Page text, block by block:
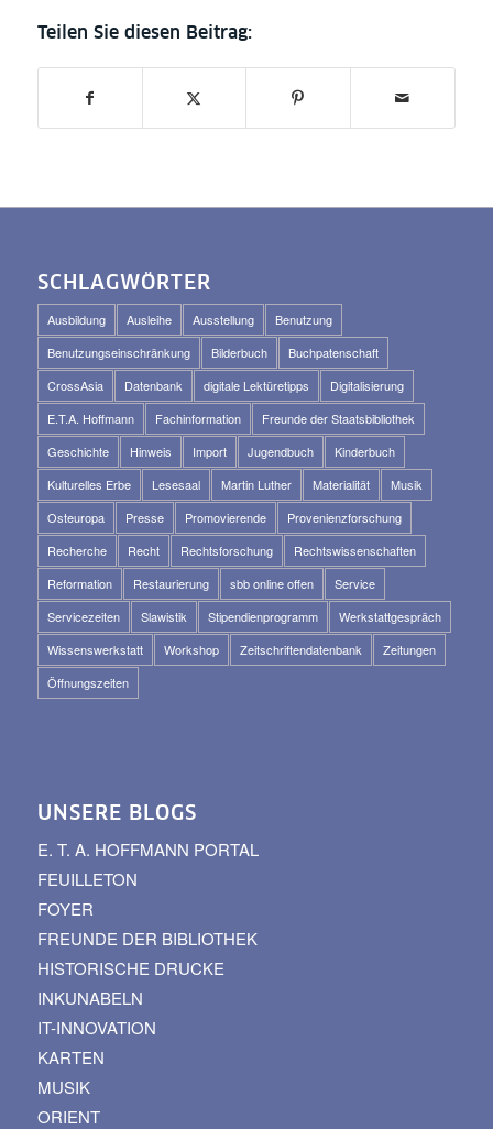
SCHLAGWÖRTER
Ausbildung Ausleihe Ausstellung
Benutzung
Benutzungseinschränkung
Bilderbuch
Buchpatenschaft
CrossAsia
Datenbank digitale Lektüretipps
Digitalisierung
E.T.A. Hoffmann
Fachinformation
Freunde der Staatsbibliothek
Geschichte
Hinweis Import Jugendbuch
Kinderbuch
Kulturelles Erbe
Lesesaal Martin Luther Materialität
Musik
Osteuropa
Presse Promovierende
Provenienzforschung
Recherche
Recht Rechtsforschung
Rechtswissenschaften
Reformation
Restaurierung sbb online offen
Service
Servicezeiten
Slawistik Stipendienprogramm
Werkstattgespräch
Wissenswerkstatt
Workshop Zeitschriftendatenbank
Zeitungen
Öffnungszeiten
UNSERE BLOGS
E. T. A. HOFFMANN PORTAL
FEUILLETON
FOYER
FREUNDE DER BIBLIOTHEK
HISTORISCHE DRUCKE
INKUNABELN
IT-INNOVATION
KARTEN
MUSIK
ORIENT